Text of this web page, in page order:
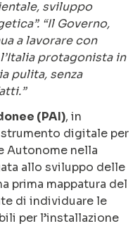
sviluppo
“Il Governo,
a lavorare con
protagonista in
pulita, senza
(PAI), in
digitale per
Autonome nella
allo sviluppo delle
prima mappatura del
di individuare le
per l’installazione